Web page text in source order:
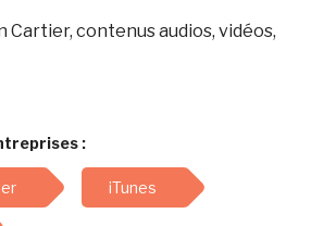
Cartier, contenus audios, vidéos,
:
iTunes